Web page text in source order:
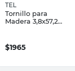
TEL
Tornillo para
Madera 3,8x57,2
$1965